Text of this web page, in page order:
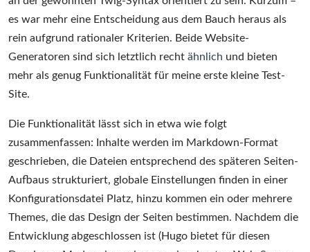
es war mehr eine Entscheidung aus dem Bauch heraus als
rein aufgrund rationaler Kriterien. Beide Website-
Generatoren sind sich letztlich recht ähnlich und bieten
mehr als genug Funktionalität für meine erste kleine Test-
Site.
Die Funktionalität lässt sich in etwa wie folgt
zusammenfassen: Inhalte werden im Markdown-Format
geschrieben, die Dateien entsprechend des späteren Seiten-
Aufbaus strukturiert, globale Einstellungen finden in einer
Konfigurationsdatei Platz, hinzu kommen ein oder mehrere
Themes, die das Design der Seiten bestimmen. Nachdem die
Entwicklung abgeschlossen ist (Hugo bietet für diesen